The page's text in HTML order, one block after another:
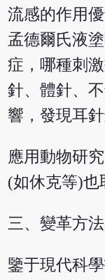
流感的作用
孟德爾氏液
症，哪種刺
針、體針、
響，發現耳針
應用動物研
(如休克等)也
三、變革方
鑒于現代科